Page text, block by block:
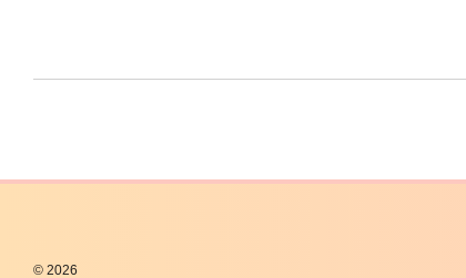
© 2026